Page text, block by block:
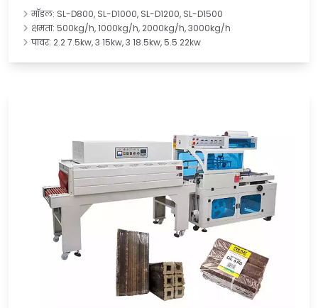
मॉडल: SL-D800, SL-D1000, SL-D1200, SL-D1500
क्षमता: 500kg/h, 1000kg/h, 2000kg/h, 3000kg/h
पावर: 2.2 7.5kw, 3 15kw, 3 18.5kw, 5.5 22kw